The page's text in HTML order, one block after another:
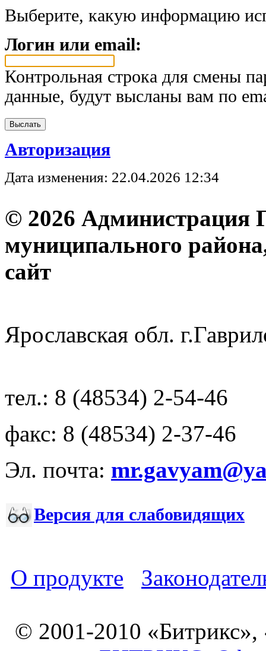
Выберите, какую информацию
Логин или email:
Контрольная строка для смены
данные, будут высланы вам по
Авторизация
Дата изменения: 22.04.2026 12:34
© 2026 Администрация
муниципального
Ярославская обл.
тел.: 8 (48534) 2-54-46
факс: 8 (48534) 2-37-46
Эл. почта:
Версия для слабовидящих
О продукте
© 2001-2010 «Битрикс»,